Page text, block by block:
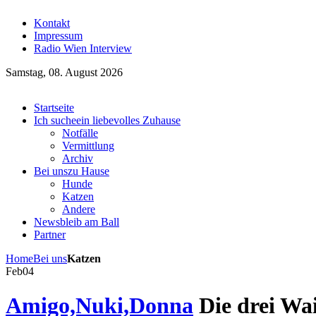
Kontakt
Impressum
Radio Wien Interview
Samstag, 08. August 2026
Startseite
Ich sucheein liebevolles Zuhause
Notfälle
Vermittlung
Archiv
Bei unszu Hause
Hunde
Katzen
Andere
Newsbleib am Ball
Partner
HomeBei unsKatzen
Feb04
Amigo,Nuki,Donna Die drei